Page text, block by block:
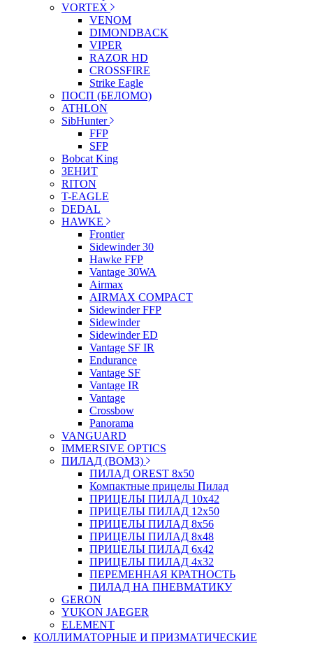
VORTEX
VENOM
DIMONDBACK
VIPER
RAZOR HD
CROSSFIRE
Strike Eagle
ПОСП (БЕЛОМО)
ATHLON
SibHunter
FFP
SFP
Bobcat King
ЗЕНИТ
RITON
T-EAGLE
DEDAL
HAWKE
Frontier
Sidewinder 30
Hawke FFP
Vantage 30WA
Airmax
AIRMAX COMPACT
Sidewinder FFP
Sidewinder
Sidewinder ED
Vantage SF IR
Endurance
Vantage SF
Vantage IR
Vantage
Crossbow
Panorama
VANGUARD
IMMERSIVE OPTICS
ПИЛАД (ВОМЗ)
ПИЛАД OREST 8х50
Компактные прицелы Пилад
ПРИЦЕЛЫ ПИЛАД 10х42
ПРИЦЕЛЫ ПИЛАД 12х50
ПРИЦЕЛЫ ПИЛАД 8х56
ПРИЦЕЛЫ ПИЛАД 8х48
ПРИЦЕЛЫ ПИЛАД 6х42
ПРИЦЕЛЫ ПИЛАД 4х32
ПЕРЕМЕННАЯ КРАТНОСТЬ
ПИЛАД НА ПНЕВМАТИКУ
GERON
YUKON JAEGER
ELEMENT
КОЛЛИМАТОРНЫЕ И ПРИЗМАТИЧЕСКИЕ